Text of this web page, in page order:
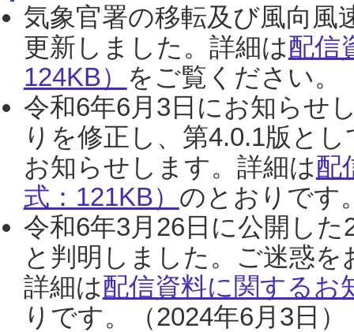
気象官署の移転及び風向風
更新しました。詳細は配信
124KB） をご覧ください。
令和6年6月3日にお知らせ
りを修正し、第4.0.1版と
お知らせします。詳細は配
式：121KB） のとおりです
令和6年3月26日に公開し
と判明しました。ご迷惑
詳細は配信資料に関するお
りです。（2024年6月3日）